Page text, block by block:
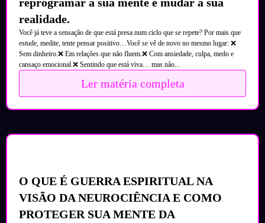
realidade.
Você já teve a sensação de que está presa num ciclo que se repete? Por mais que
estude, medite, tente pensar positivo…Você se vê de novo no mesmo lugar: ❌
Sem dinheiro.❌ Em relações que não fluem.❌ Com ansiedade, culpa, medo e
cansaço emocional.❌ Sentindo que está viva… mas não...
Ler matéria completa
O QUE É GUERRA ESPIRITUAL NA
VISÃO DA NEUROCIÊNCIA E COMO
PROTEGER SUA MENTE DA